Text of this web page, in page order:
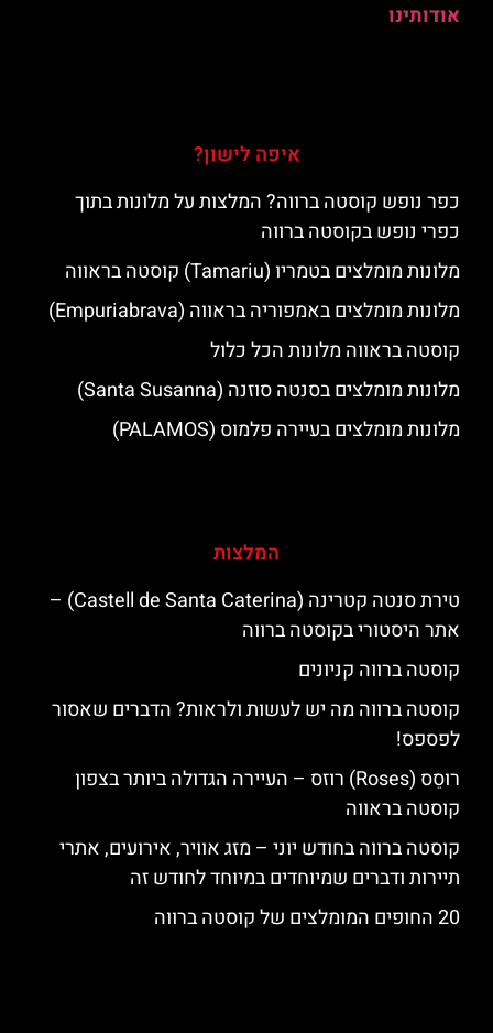
אודותינו
איפה לישון?
כפר נופש קוסטה ברווה? המלצות על מלונות בתוך
כפרי נופש בקוסטה ברווה
מלונות מומלצים בטמריו (Tamariu) קוסטה בראווה
מלונות מומלצים באמפוריה בראווה (Empuriabrava)
קוסטה בראווה מלונות הכל כלול
מלונות מומלצים בסנטה סוזנה (Santa Susanna)
מלונות מומלצים בעיירה פלמוס (PALAMOS)
המלצות
טירת סנטה קטרינה (Castell de Santa Caterina) –
אתר היסטורי בקוסטה ברווה
קוסטה ברווה קניונים
קוסטה ברווה מה יש לעשות ולראות? הדברים שאסור
לפספס!
רוסֵס (Roses) רוזס – העיירה הגדולה ביותר בצפון
קוסטה בראווה
קוסטה ברווה בחודש יוני – מזג אוויר, אירועים, אתרי
תיירות ודברים שמיוחדים במיוחד לחודש זה
20 החופים המומלצים של קוסטה ברווה